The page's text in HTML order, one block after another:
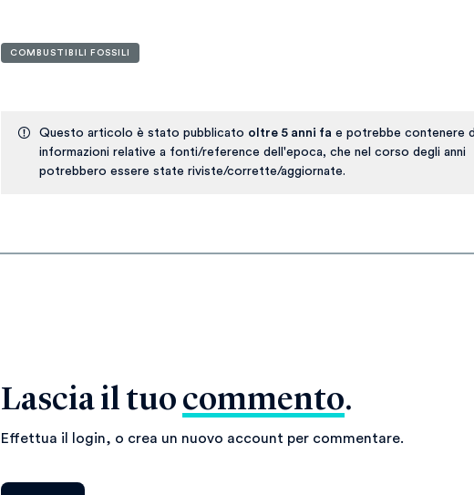
COMBUSTIBILI FOSSILI
Questo articolo è stato pubblicato oltre 5 anni fa e potrebbe contenere
informazioni relative a fonti/reference dell'epoca, che nel corso degli anni
potrebbero essere state riviste/corrette/aggiornate.
Lascia il tuo commento.
Effettua il login, o crea un nuovo account per commentare.